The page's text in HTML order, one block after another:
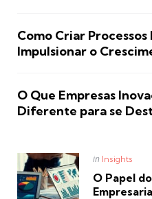
Como Criar Processos
Impulsionar o
O Que Empresas
Diferente para se
Posted
in Insights
O Papel